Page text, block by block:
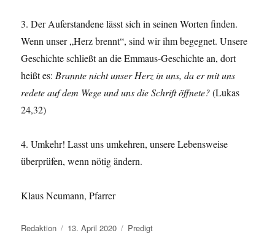
3. Der Auferstandene lässt sich in seinen Worten finden.
Wenn unser „Herz brennt“, sind wir ihm begegnet. Unsere
Geschichte schließt an die Emmaus-Geschichte an, dort
heißt es:Brannte nicht unser Herz in uns, da er mit uns
redete auf dem Wege und uns die Schrift öffnete?(Lukas
24,32)
4. Umkehr! Lasst uns umkehren, unsere Lebensweise
überprüfen, wenn nötig ändern.
Klaus Neumann, Pfarrer
Autor
Redaktion
Veröffentlicht
13. April 2020 Kategorien
Predigt